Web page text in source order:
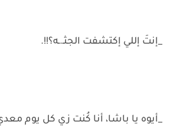
_إنتَ إللي إكتشفت الجثـ.ـه؟!!.
_أيوه يا باشا، أنا كُنت زي كل يوم